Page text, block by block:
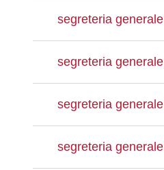
segreteria generale
segreteria generale
segreteria generale
segreteria generale